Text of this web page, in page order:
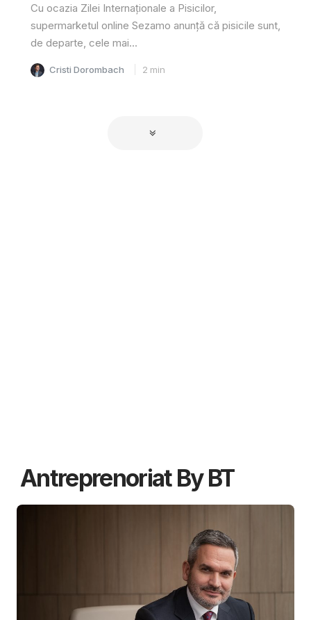
Cu ocazia Zilei Internaționale a Pisicilor,
supermarketul online Sezamo anunță că pisicile sunt,
de departe, cele mai...
Cristi Dorombach 2 min
Antreprenoriat By BT